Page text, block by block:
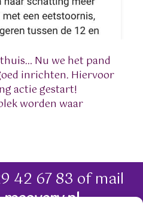
Nu we het pand
inrichten. Hiervoor
actie gestart!
worden waar
42 67 83 of mail